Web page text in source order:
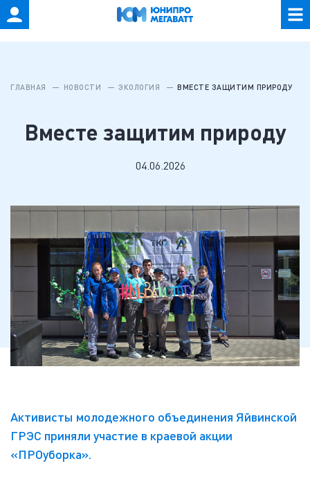
ГЛАВНАЯ НОВОСТИ ЭКОЛОГИЯ ВМЕСТЕ ЗАЩИТИМ ПРИРОДУ
Вместе защитим природу
04.06.2026
Активисты молодежного объединения Яйвинской
ГРЭС приняли участие в краевой акции
«ПРОуборка».